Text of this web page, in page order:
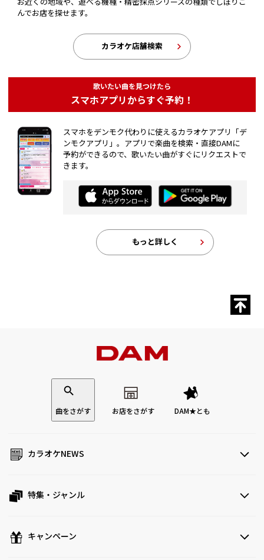
お近くの地域や、遊べる機種・精密採点シリーズの種類でしぼりこ
んでお店を探せます。
カラオケ店舗検索
歌いたい曲を見つけたら
スマホアプリからすぐ予約！
スマホをデンモク代わりに使えるカラオケアプリ「デ
ンモクアプリ」。アプリで楽曲を検索・直接DAMに
予約ができるので、歌いたい曲がすぐにリクエストで
きます。
もっと詳しく
曲をさがす お店をさがす DAM★とも
カラオケNEWS
特集・ジャンル
キャンペーン